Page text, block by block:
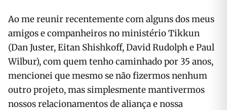
Ao me reunir recentemente com alguns dos meus
amigos e companheiros no ministério Tikkun
(Dan Juster, Eitan Shishkoff, David Rudolph e Paul
Wilbur), com quem tenho caminhado por 35 anos,
mencionei que mesmo se não fizermos nenhum
outro projeto, mas simplesmente mantivermos
nossos relacionamentos de aliança e nossa